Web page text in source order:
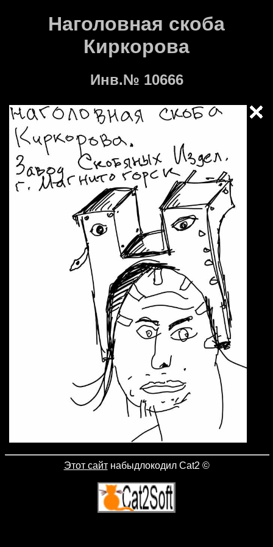
Наголовная скоба
Киркорова
Инв.№ 10666
Этот сайтнабыдлокодил Cat2 ©